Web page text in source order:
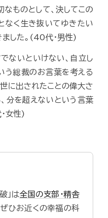
なものとして、決してこの
なく生き抜いてゆきたい
した。(40代・男性)
ないといけない、自立し
う総裁のお言葉を考える
に出されたことの偉大さ
分を超えないという言葉
女性)
」は全国の支部・精舎
ひお近くの幸福の科